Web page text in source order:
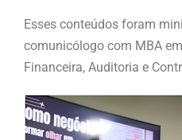
Esses conteúdos foram
comunicólogo com MBA
Financeira, Auditoria e